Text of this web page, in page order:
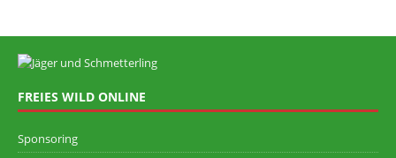
FREIES WILD ONLINE
Sponsoring